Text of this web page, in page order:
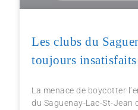
Les clubs du
toujours insatisfaits
La menace de boycotter
du Saguenay-Lac-St-Jean